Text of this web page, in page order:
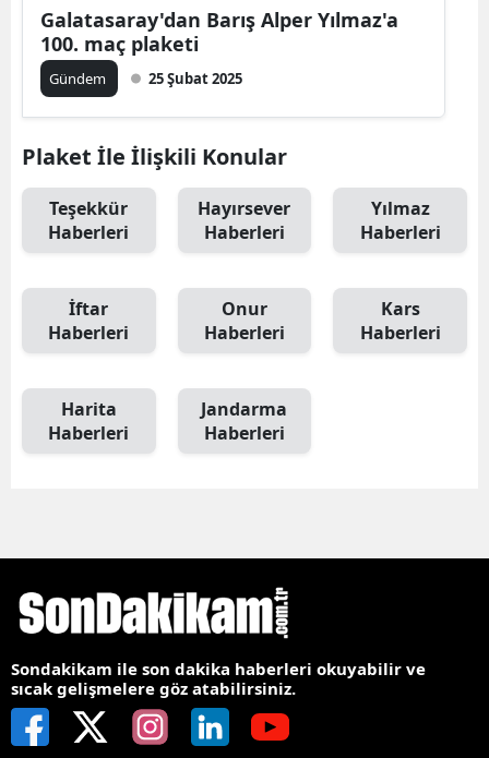
Galatasaray'dan Barış Alper Yılmaz'a
100. maç plaketi
Gündem 25 Şubat 2025
Plaket İle İlişkili Konular
Teşekkür
Haberleri
Hayırsever
Haberleri
Yılmaz
Haberleri
İftar
Haberleri
Onur
Haberleri
Kars
Haberleri
Harita
Haberleri
Jandarma
Haberleri
Sondakikam ile son dakika haberleri okuyabilir ve
sıcak gelişmelere göz atabilirsiniz.